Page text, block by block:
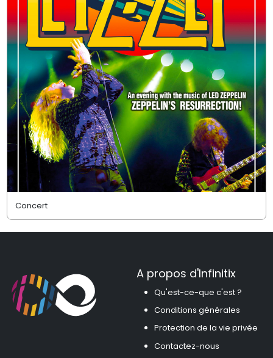
Concert
A propos d'Infinitix
Qu'est-ce-que c'est ?
Conditions générales
Protection de la vie privée
Contactez-nous